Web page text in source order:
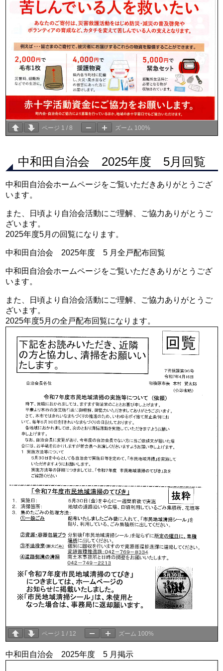
ページ 1 /8 ズーム 100%
中和田自治会 2025年度 5月回覧
中和田自治会ホームページをご覧いただきありがとうござ
います。
また、日頃より自治会活動にご理解、ご協力ありがとうご
ざいます。
2025年度5月の回覧になります。
中和田自治会 2025年度 5 月全戸配布回覧
中和田自治会ホームページをご覧いただきありがとうござ
います。
また、日頃より自治会活動にご理解、ご協力ありがとうご
ざいます。
2025年度5月の全戸配布回覧になります。
ページ 1 / 12 ズーム 100%
中和田自治会 2025年度 5 月掲示